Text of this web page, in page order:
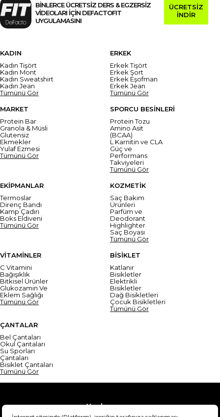
BİNLERCE ÜCRETSİZ DERS & EGZERSİZ
VİDEOLARI İÇİN DEFACTOFIT
UYGULAMASINI
ÜCRETSİZ
İNDİR
KADIN
Kadın Tişört
Kadın Mont
Kadın Sweatshirt
Kadın Jean
Tümünü Gör
ERKEK
Erkek Tişört
Erkek Şort
Erkek Eşofman
Erkek Jean
Tümünü Gör
MARKET
Protein Bar
Granola & Müsli
Glutensiz
Ekmekler
Yulaf Ezmesi
Tümünü Gör
SPORCU BESİNLERİ
Protein Tozu
Amino Asit
(BCAA)
L Karnitin ve CLA
Güç ve
Performans
Takviyeleri
Tümünü Gör
EKİPMANLAR
Termoslar
Direnç Bandı
Kamp Çadırı
Boks Eldiveni
Tümünü Gör
KOZMETİK
Saç Bakım
Ürünleri
Parfüm ve
Deodorant
Highlighter
Saç Boyası
Tümünü Gör
VİTAMİNLER
C Vitamini
Bağışıklık
Bitkisel Ürünler
Glukozamin Ve
Eklem Sağlığı
Tümünü Gör
BİSİKLET
Katlanır
Bisikletler
Elektrikli
Bisikletler
Dağ Bisikletleri
Çocuk Bisikletleri
Tümünü Gör
ÇANTALAR
Bel Çantaları
Okul Çantaları
Su Sporları
Çantaları
Bisiklet Çantaları
Tümünü Gör
Yardım